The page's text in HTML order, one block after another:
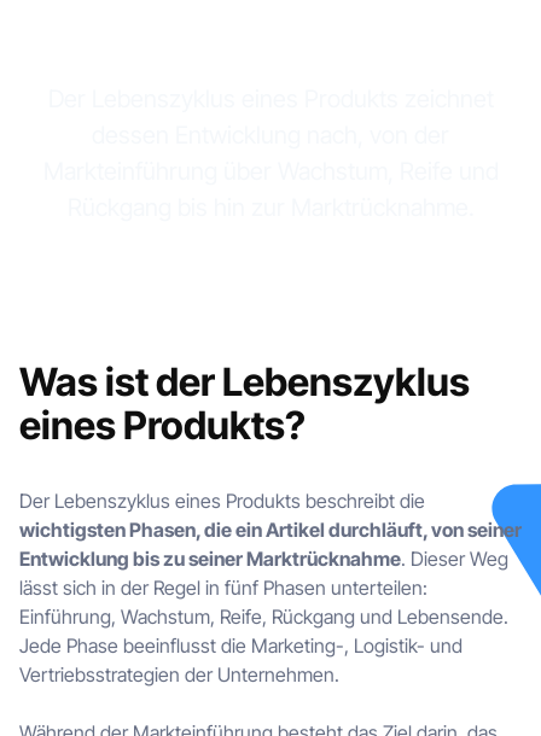
Was ist der Lebenszyklus
eines Produkts?
Der Lebenszyklus eines Produkts beschreibt die
wichtigsten Phasen, die ein Artikel durchläuft, von seiner
Entwicklung bis zu seiner Marktrücknahme. Dieser Weg
lässt sich in der Regel in fünf Phasen unterteilen:
Einführung, Wachstum, Reife, Rückgang und Lebensende.
Jede Phase beeinflusst die Marketing-, Logistik- und
Vertriebsstrategien der Unternehmen.